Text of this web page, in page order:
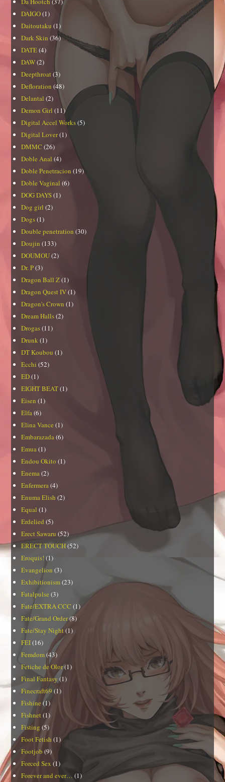
DAIGO(1)
Daitoutaku (1)
Dark Skin (36)
DATE(4)
DAW(2)
Deepthroat(3)
Defloration (48)
Delantal (2)
Demon Girl (11)
Digital Accel Works(5)
Digital Lover(1)
DMMC (26)
Doble Anal (4)
Doble Penetracion (19)
Doble Vaginal (6)
DOG DAYS(1)
Dog girl (2)
Dogs(1)
Double penetration (30)
Doujin (133)
DOUMOU(2)
Dr. P(3)
Dragon Ball Z(1)
Dragon Quest IV(1)
Dragon's Crown (1)
Dream Halls(2)
Drogas(11)
Drunk (1)
DT Koubou (1)
Ecchi (52)
ED(1)
EIGHT BEAT(1)
Eisen (1)
Elfa(6)
Elina Vance (1)
Embarazada(6)
Emua(1)
Endou Okito (1)
Enema(2)
Enfermera(4)
Enuma Elish (2)
Equal (1)
Erdelied (5)
Erect Sawaru (52)
ERECT TOUCH(52)
Eroquis! (1)
Evangelion (3)
Exhibitionism(23)
Fatalpulse (3)
Fate/EXTRA CCC (1)
Fate/Grand Order(8)
Fate/Stay Night(1)
FEI(16)
Femdom(43)
Fetiche de Olor(1)
Final Fantasy (1)
Finecraft69 (1)
Fishine(1)
Fishnet(1)
Fisting (5)
Foot Fetish (1)
Footjob (9)
Forced Sex (1)
Forever and ever… (1)